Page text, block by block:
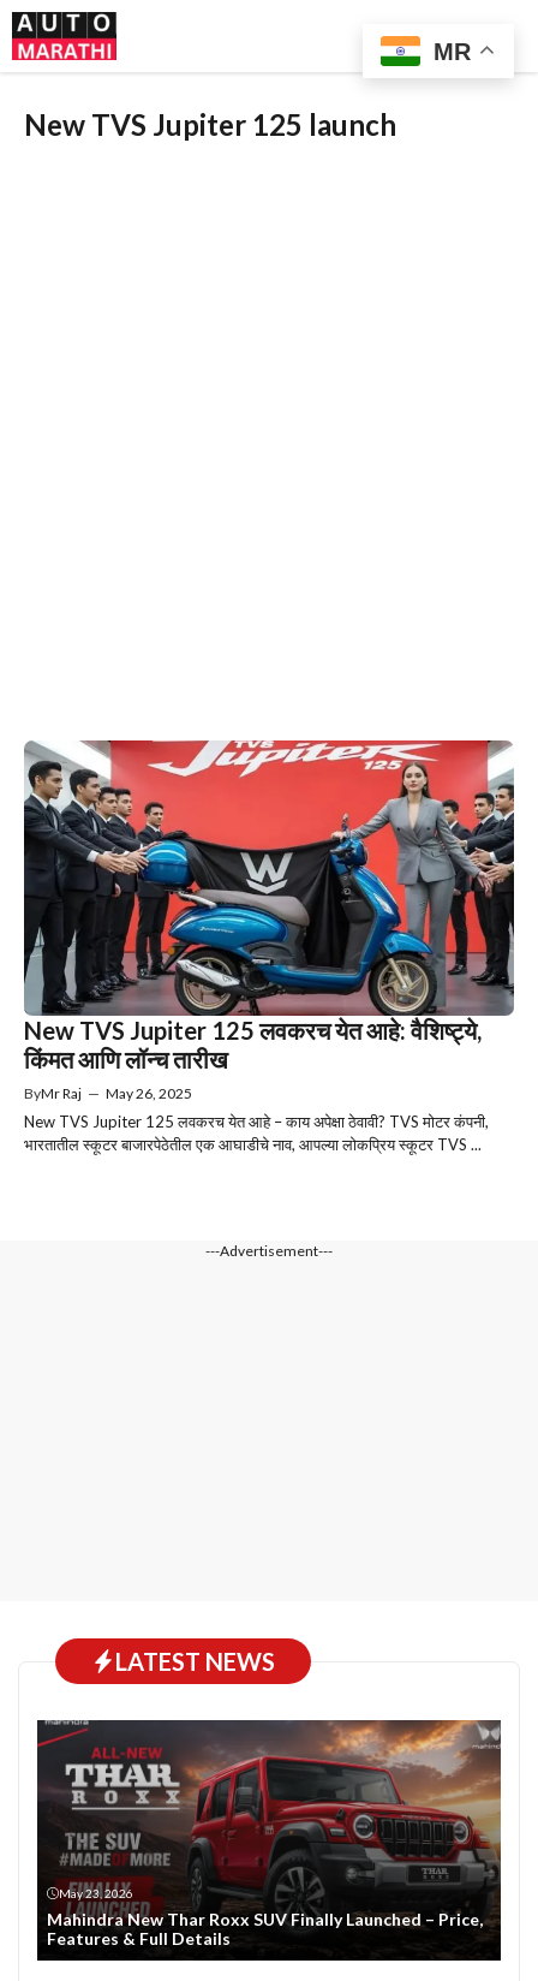
Skip
to
content
New TVS Jupiter 125 launch
New TVS Jupiter 125 लवकरच येत आहे: वैशिष्ट्ये,
किंमत आणि लॉन्च तारीख
ByMr Raj — May 26, 2025
New TVS Jupiter 125 लवकरच येत आहे – काय अपेक्षा ठेवावी? TVS मोटर कंपनी,
भारतातील स्कूटर बाजारपेठेतील एक आघाडीचे नाव, आपल्या लोकप्रिय स्कूटर TVS ...
---Advertisement---
LATEST NEWS
May 23, 2026
Mahindra New Thar Roxx SUV Finally Launched – Price,
Features & Full Details
MR